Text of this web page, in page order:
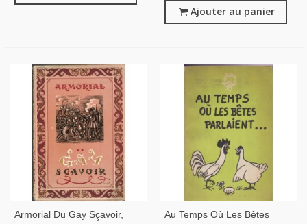
Ajouter au panier
Armorial Du Gay Sçavoir,
Au Temps Où Les Bêtes